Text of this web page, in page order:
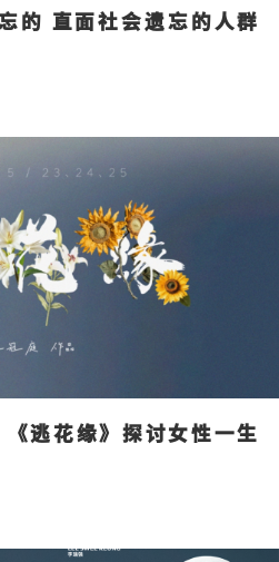
的 直面社会遗忘的人群
逃花缘》探讨女性一生